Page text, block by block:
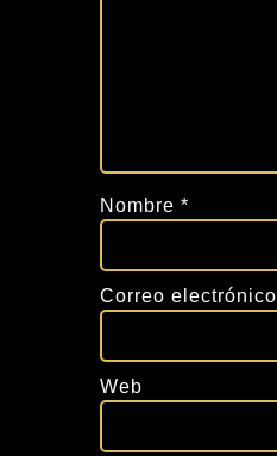
Nombre *
Correo electrónico
Web